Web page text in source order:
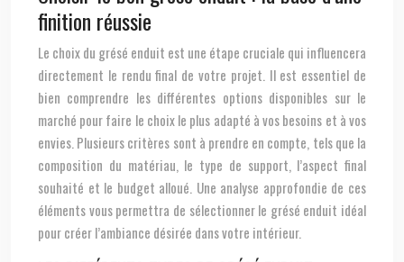
finition réussie
Le choix du grésé enduit est une étape cruciale qui influencera
directement le rendu final de votre projet. Il est essentiel de
bien comprendre les différentes options disponibles sur le
marché pour faire le choix le plus adapté à vos besoins et à vos
envies. Plusieurs critères sont à prendre en compte, tels que la
composition du matériau, le type de support, l’aspect final
souhaité et le budget alloué. Une analyse approfondie de ces
éléments vous permettra de sélectionner le grésé enduit idéal
pour créer l’ambiance désirée dans votre intérieur.